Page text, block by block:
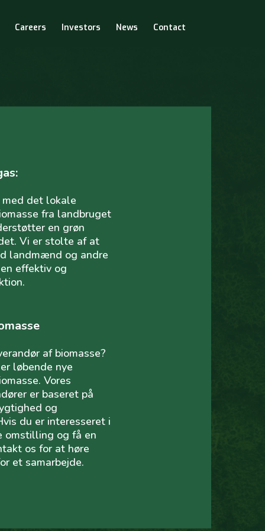
Careers Investors News Contact
det lokale
fra landbruget
en grøn
Vi er stolte af at
landmænd og andre
effektiv og
af biomasse?
løbende nye
Vores
er baseret på
og
du er interesseret i
omstilling og få en
os for at høre
et samarbejde.